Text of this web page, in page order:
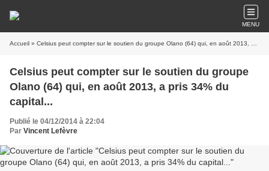
MENU
Accueil » Celsius peut compter sur le soutien du groupe Olano (64) qui, en août 2013, a pris 34% du capital...
Celsius peut compter sur le soutien du groupe
Olano (64) qui, en août 2013, a pris 34% du
capital...
Publié le 04/12/2014 à 22:04
Par Vincent Lefèvre